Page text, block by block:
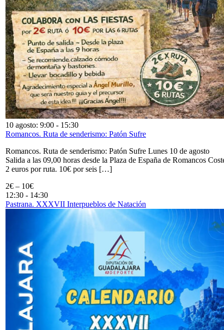
10 agosto: 9:00 - 15:30
Romancos. Ruta de senderismo: Patón Sufre
Romancos. Ruta de senderismo: Patón Sufre Lunes 10 de agosto
Salida a las 09,00 horas desde la Plaza de España de Romancos
2 euros por ruta. 10€ por seis […]
2€ – 10€
12:30 - 14:30
Pastrana. XXXVII Interpueblos de Natación